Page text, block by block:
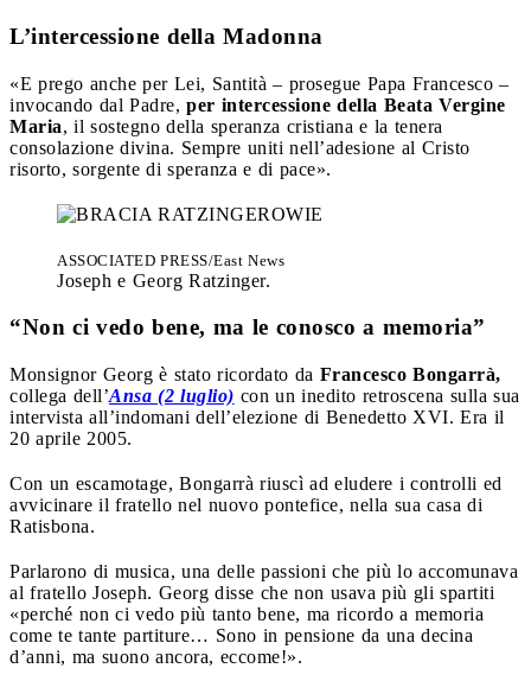
L’intercessione della Madonna
«E prego anche per Lei, Santità – prosegue Papa Francesco –
invocando dal Padre, per intercessione della Beata Vergine
Maria, il sostegno della speranza cristiana e la tenera
consolazione divina. Sempre uniti nell’adesione al Cristo
risorto, sorgente di speranza e di pace».
ASSOCIATED PRESS/East News
Joseph e Georg Ratzinger.
“Non ci vedo bene, ma le conosco a memoria”
Monsignor Georg è stato ricordato da Francesco Bongarrà,
collega dell’Ansa (2 luglio) con un inedito retroscena sulla sua
intervista all’indomani dell’elezione di Benedetto XVI. Era il
20 aprile 2005.
Con un escamotage, Bongarrà riuscì ad eludere i controlli ed
avvicinare il fratello nel nuovo pontefice, nella sua casa di
Ratisbona.
Parlarono di musica, una delle passioni che più lo accomunava
al fratello Joseph. Georg disse che non usava più gli spartiti
«perché non ci vedo più tanto bene, ma ricordo a memoria
come te tante partiture… Sono in pensione da una decina
d’anni, ma suono ancora, eccome!».